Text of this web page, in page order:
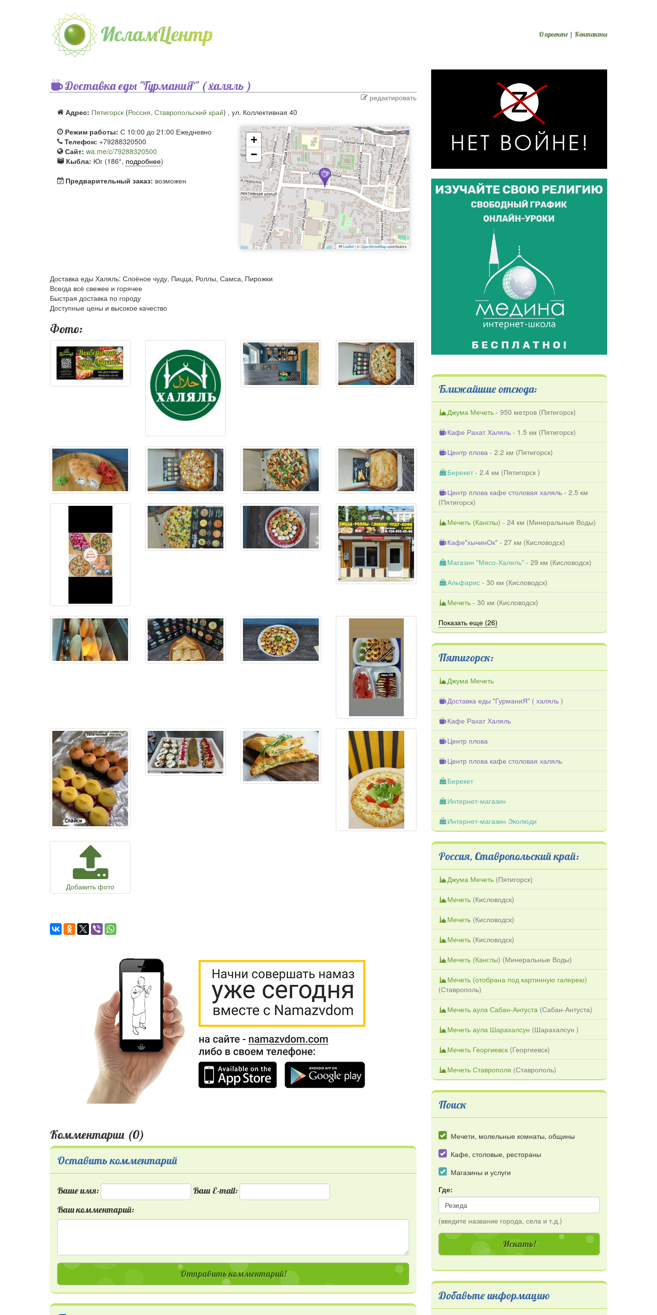
О проекте | Контакты
Доставка еды "ГурманиЯ" ( халяль )
редактировать
Адрес: Пятигорск (Россия, Ставропольский край) , ул. Коллективная 40
Режим работы: С 10:00 до 21:00 Ежедневно
Телефон: +79288320500
Сайт: wa.me/c/79288320500
Кыбла: Юг (186°, подробнее)
Предварительный заказ: возможен
+
−
Leaflet|©OpenStreetMapcontributors
Доставка еды Халяль: Слоёное чуду, Пицца, Роллы, Самса, Пирожки
Всегда всё свежее и горячее
Быстрая доставка по городу
Доступные цены и высокое качество
Фото:
Добавить фото
Комментарии (0)
Оставить комментарий
Ваше имя:
Ваш E-mail:
Ваш комментарий:
Отправить комментарий!
Ближайшие отсюда:
Джума Мечеть - 950 метров (Пятигорск)
Кафе Рахат Халяль - 1.5 км (Пятигорск)
Центр плова - 2.2 км (Пятигорск)
Берекет - 2.4 км (Пятигорск )
Центр плова кафе столовая халяль - 2.5 км
(Пятигорск)
Мечеть (Канглы) - 24 км (Минеральные Воды)
Кафе"хычинОк" - 27 км (Кисловодск)
Магазин "Мясо-Халяль" - 29 км (Кисловодск)
Альфарис - 30 км (Кисловодск)
Мечеть - 30 км (Кисловодск)
Показать еще (26)
Пятигорск:
Джума Мечеть
Доставка еды "ГурманиЯ" ( халяль )
Кафе Рахат Халяль
Центр плова
Центр плова кафе столовая халяль
Берекет
Интернет-магазин
Интернет-магазин Эколюди
Россия, Ставропольский край:
Джума Мечеть (Пятигорск)
Мечеть (Кисловодск)
Мечеть (Кисловодск)
Мечеть (Кисловодск)
Мечеть (Канглы) (Минеральные Воды)
Мечеть (отобрана под картинную галерею)
(Ставрополь)
Мечеть аула Сабан-Антуста (Сабан-Антуста)
Мечеть аула Шарахалсун (Шарахалсун )
Мечеть Георгиевск (Георгиевск)
Мечеть Ставрополя (Ставрополь)
Поиск
Мечети, молельные комнаты, общины
Кафе, столовые, рестораны
Магазины и услуги
Где:
(введите название города, села и т.д.)
Добавьте информацию